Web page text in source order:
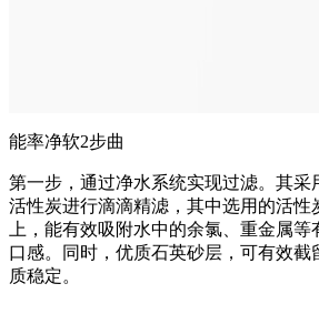
能率净软2步曲
第一步，通过净水系统实现过滤。其采
活性炭进行滴滴精滤，其中选用的活性
上，能有效吸附水中的余氯、重金属
口感。同时，优质石英砂层，可有效截
质稳定。